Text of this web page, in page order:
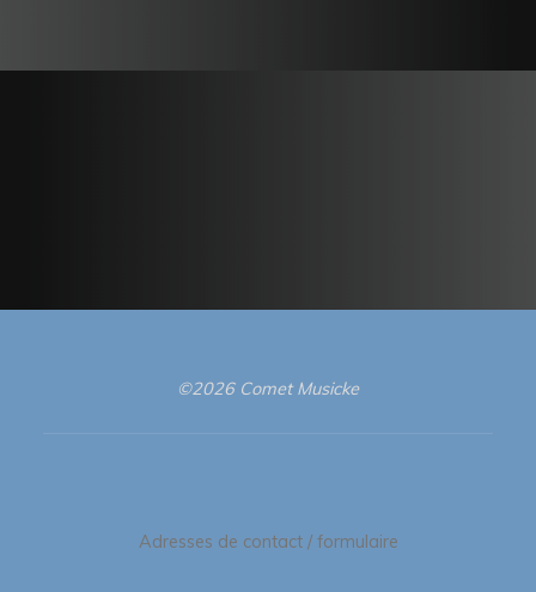
©2026 Comet Musicke
Adresses de contact / formulaire